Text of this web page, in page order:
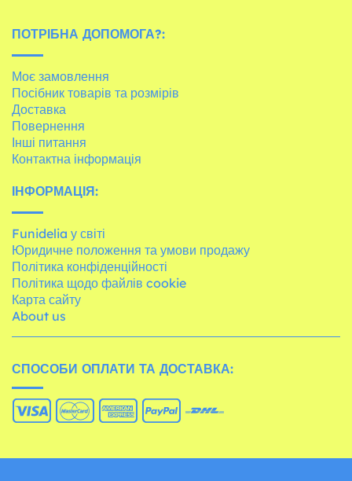
ПОТРІБНА ДОПОМОГА?:
Моє замовлення
Посібник товарів та розмірів
Доставка
Повернення
Інші питання
Контактна інформація
ІНФОРМАЦІЯ:
Funidelia у світі
Юридичне положення та умови продажу
Політика конфіденційності
Політика щодо файлів cookie
Карта сайту
About us
СПОСОБИ ОПЛАТИ ТА ДОСТАВКА: